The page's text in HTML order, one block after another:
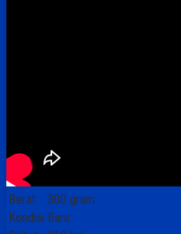
Berat
300 gram
Kondisi Baru